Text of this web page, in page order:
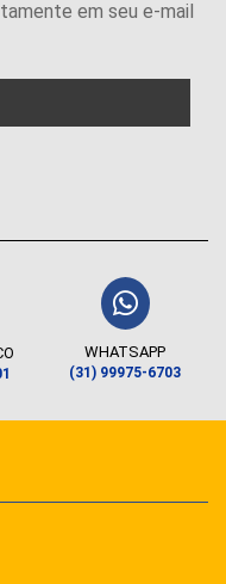
em seu e-mail
WHATSAPP
(31) 99975-6703